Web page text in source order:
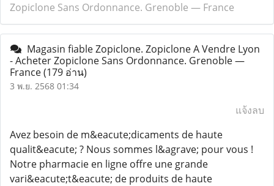
Zopiclone Sans Ordonnance. Grenoble — France
Magasin fiable Zopiclone. Zopiclone A Vendre Lyon
- Acheter Zopiclone Sans Ordonnance. Grenoble —
France(179 อ่าน)
3 พ.ย. 2568 01:34
แจ้งลบ
Avez besoin de m&eacute;dicaments de haute
qualit&eacute; ? Nous sommes l&agrave; pour vous !
Notre pharmacie en ligne offre une grande
vari&eacute;t&eacute; de produits de haute